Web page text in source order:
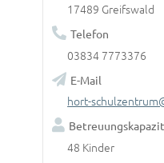
17489 Greifswald
Telefon
03834 7773376
E-Mail
hort-
48 Kinder